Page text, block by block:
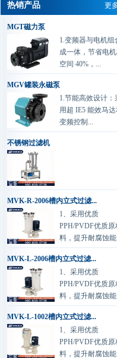
更
热销产品
MGT磁力泵
1.变频器与电机组
成一体，节省电
空间 40%，...
MGV罐装永磁泵
1.节能高效设计：
用超 IE5 能效马达
变频控制...
不锈钢过滤机
MVK-R-2006槽内立式过滤...
1、采用优质
PPH/PVDF优质原
料，提升耐腐蚀能
MVK-L-2006槽内立式过滤...
1、采用优质
PPH/PVDF优质原
料，提升耐腐蚀能
MVK-L-1002槽内立式过滤...
1、采用优质
PPH/PVDF优质原
料，提升耐腐蚀能